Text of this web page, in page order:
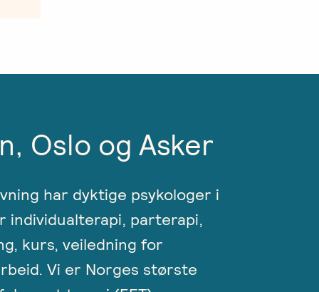
Oslo og Asker
har dyktige psykologer i
individualterapi, parterapi,
kurs, veiledning for
Vi er Norges største